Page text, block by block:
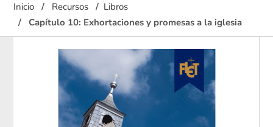
Inicio Recursos
Libros
Capítulo 10: Exhortaciones y promesas a la iglesia